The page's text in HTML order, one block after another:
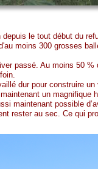
le tout début du
moins 300 grosses
passé. Au moins 50
dur pour construire
un magnifique
maintenant possible
rester au sec. Ce qui